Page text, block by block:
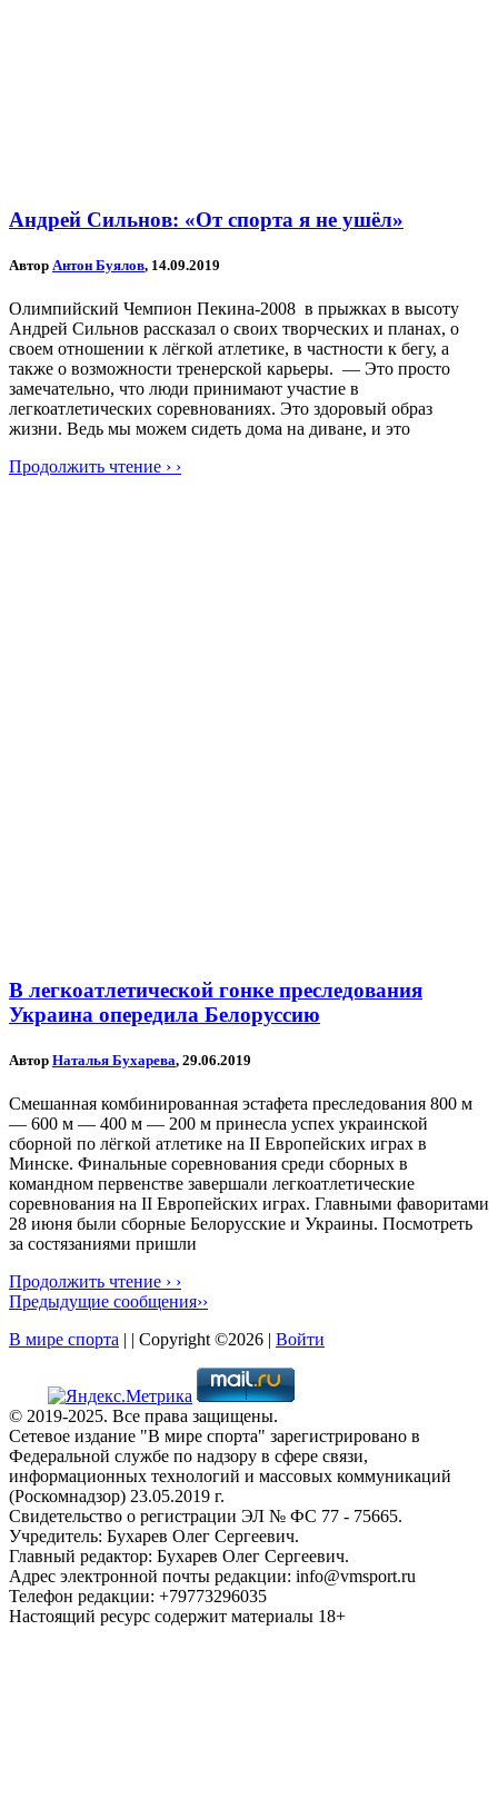
Андрей Сильнов: «От спорта я не ушёл»
Автор Антон Буялов, 14.09.2019
Олимпийский Чемпион Пекина-2008 в прыжках в высоту
Андрей Сильнов рассказал о своих творческих и планах, о
своем отношении к лёгкой атлетике, в частности к бегу, а
также о возможности тренерской карьеры. — Это просто
замечательно, что люди принимают участие в
легкоатлетических соревнованиях. Это здоровый образ
жизни. Ведь мы можем сидеть дома на диване, и это
Продолжить чтение › ›
В легкоатлетической гонке преследования
Украина опередила Белоруссию
Автор Наталья Бухарева, 29.06.2019
Смешанная комбинированная эстафета преследования 800 м
— 600 м — 400 м — 200 м принесла успех украинской
сборной по лёгкой атлетике на II Европейских играх в
Минске. Финальные соревнования среди сборных в
командном первенстве завершали легкоатлетические
соревнования на II Европейских играх. Главными фаворитами
28 июня были сборные Белорусские и Украины. Посмотреть
за состязаниями пришли
Продолжить чтение › ›
Предыдущие сообщения››
В мире спорта | | Copyright ©2026 | Войти
© 2019-2025. Все права защищены.
Сетевое издание "В мире спорта" зарегистрировано в
Федеральной службе по надзору в сфере связи,
информационных технологий и массовых коммуникаций
(Роскомнадзор) 23.05.2019 г.
Свидетельство о регистрации ЭЛ № ФС 77 - 75665.
Учредитель: Бухарев Олег Сергеевич.
Главный редактор: Бухарев Олег Сергеевич.
Адрес электронной почты редакции: info@vmsport.ru
Телефон редакции: +79773296035
Настоящий ресурс содержит материалы 18+